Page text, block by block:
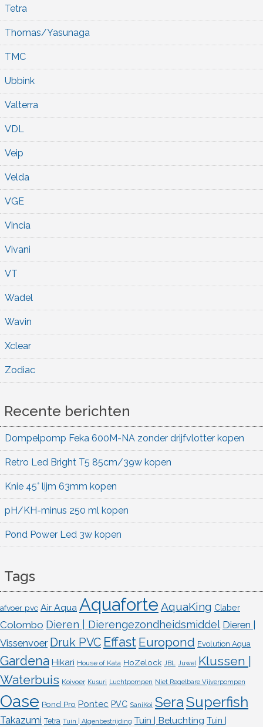
Tetra
Thomas/Yasunaga
TMC
Ubbink
Valterra
VDL
Veip
Velda
VGE
Vincia
Vivani
VT
Wadel
Wavin
Xclear
Zodiac
Recente berichten
Dompelpomp Feka 600M-NA zonder drijfvlotter kopen
Retro Led Bright T5 85cm/39w kopen
Knie 45° lijm 63mm kopen
pH/KH-minus 250 ml kopen
Pond Power Led 3w kopen
Tags
afvoer pvc Air Aqua Aquaforte AquaKing Claber
Colombo Dieren | Dierengezondheidsmiddel Dieren |
Vissenvoer Druk PVC Effast Europond Evolution Aqua
Gardena Hikari House of Kata HoZelock JBL Juwel Klussen |
Waterbuis Koivoer Kusuri Luchtpompen Niet Regelbare Vijverpompen
Oase Pond Pro Pontec PVC SaniKoi SeraSuperfish
Takazumi Tetra Tuin | Algenbestrijding Tuin | Beluchting Tuin |